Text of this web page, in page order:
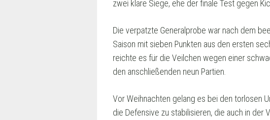
zwei klare Siege, ehe der finale Test gegen
Die verpatzte Generalprobe war nach dem
Saison mit sieben Punkten aus den ersten
reichte es für die Veilchen wegen einer
den anschließenden neun Partien.
Vor Weihnachten gelang es bei den torlosen
die Defensive zu stabilisieren, die auch in der